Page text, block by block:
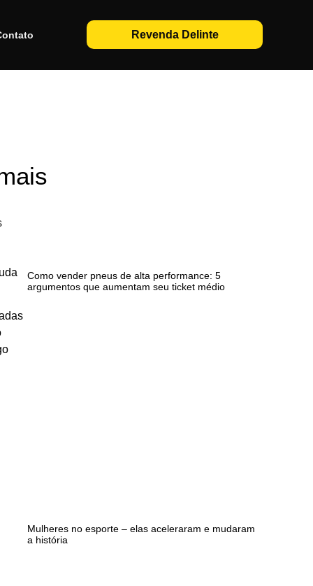
Revenda Delinte
Como vender pneus de alta performance: 5
argumentos que aumentam seu ticket médio
Mulheres no esporte – elas aceleraram e mudaram
a história